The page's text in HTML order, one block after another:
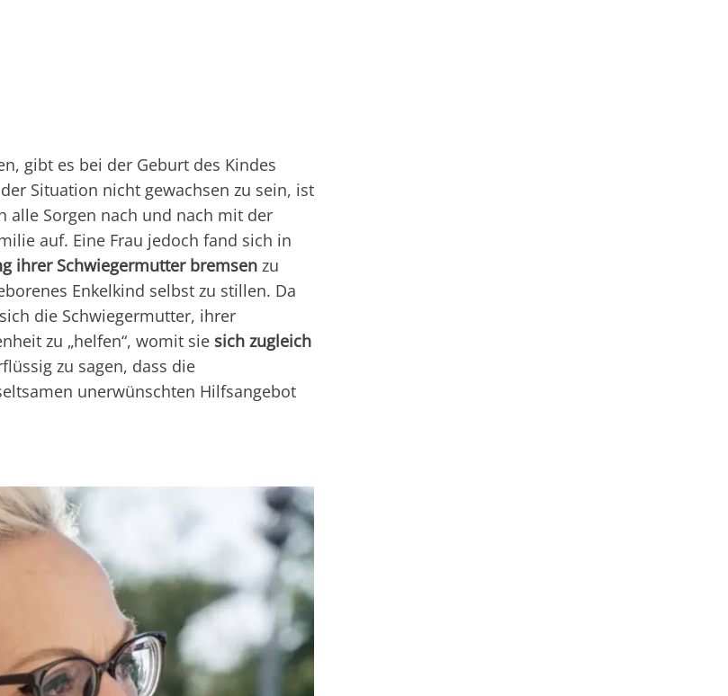
gibt es bei der Geburt des Kindes
Situation nicht gewachsen zu sein, ist
alle Sorgen nach und nach mit der
auf. Eine Frau jedoch fand sich in
ihrer Schwiegermutter bremsen zu
Enkelkind selbst zu stillen. Da
die Schwiegermutter, ihrer
zu „helfen“, womit sie sich zugleich
zu sagen, dass die
unerwünschten Hilfsangebot